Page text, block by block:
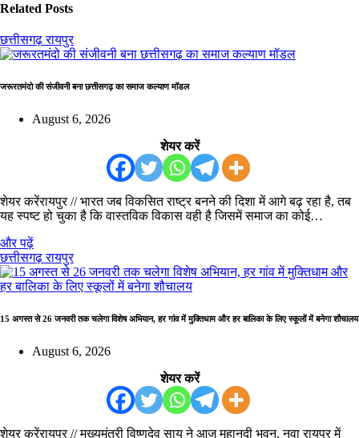
Related Posts
छत्तीसगढ़रायपुर
जरूरतमंदो की संजीवनी बना छत्तीसगढ़ का समाज कल्याण मॉडल
August 6, 2026
शेयर करें
शेयर करेंरायपुर // भारत जब विकसित राष्ट्र बनने की दिशा में आगे बढ़ रहा है, तब
यह स्पष्ट हो चुका है कि वास्तविक विकास वही है जिसमें समाज का कोई…
और पढ़ें
छत्तीसगढ़रायपुर
15 अगस्त से 26 जनवरी तक चलेगा विशेष अभियान, हर गांव में मुक्तिधाम और हर बालिका के लिए स्कूलों में बनेगा शौचालय
August 6, 2026
शेयर करें
शेयर करेंरायपुर // मुख्यमंत्री विष्णुदेव साय ने आज महानदी भवन, नवा रायपुर में